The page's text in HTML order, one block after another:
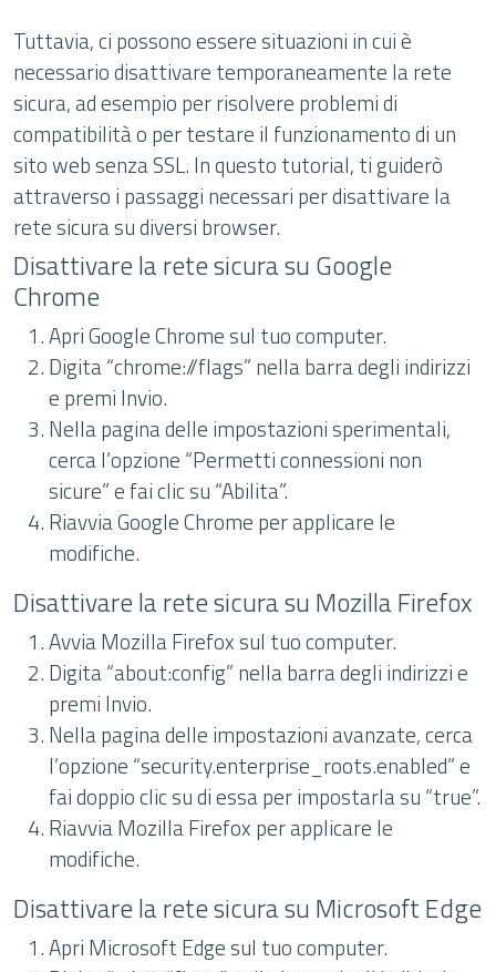
Tuttavia, ci possono essere situazioni in cui è
necessario disattivare temporaneamente la rete
sicura, ad esempio per risolvere problemi di
compatibilità o per testare il funzionamento di un
sito web senza SSL. In questo tutorial, ti guiderò
attraverso i passaggi necessari per disattivare la
rete sicura su diversi browser.
Disattivare la rete sicura su Google
Chrome
Apri Google Chrome sul tuo computer.
Digita “chrome://flags” nella barra degli indirizzi
e premi Invio.
Nella pagina delle impostazioni sperimentali,
cerca l’opzione “Permetti connessioni non
sicure” e fai clic su “Abilita”.
Riavvia Google Chrome per applicare le
modifiche.
Disattivare la rete sicura su Mozilla Firefox
Avvia Mozilla Firefox sul tuo computer.
Digita “about:config” nella barra degli indirizzi e
premi Invio.
Nella pagina delle impostazioni avanzate, cerca
l’opzione “security.enterprise_roots.enabled” e
fai doppio clic su di essa per impostarla su “true”.
Riavvia Mozilla Firefox per applicare le
modifiche.
Disattivare la rete sicura su Microsoft Edge
Apri Microsoft Edge sul tuo computer.